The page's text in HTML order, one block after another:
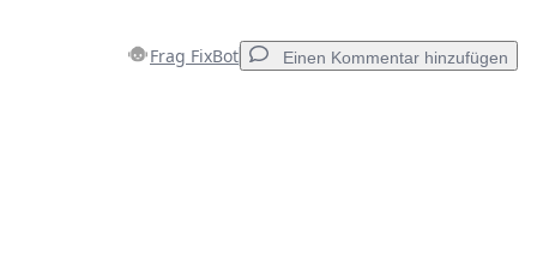
Frag FixBot Einen Kommentar hinzufügen